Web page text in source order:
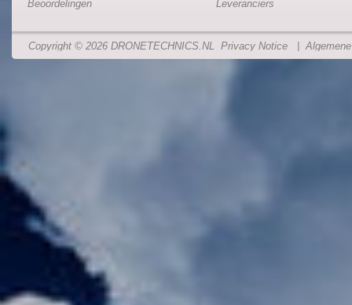
Beoordelingen Leveranciers
Copyright © 2026 DRONETECHNICS.NL Privacy Notice |